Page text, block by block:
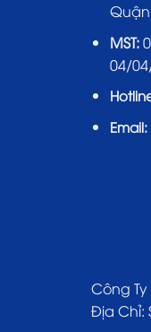
MST:
04/
Email:
Công
Địa Chỉ: